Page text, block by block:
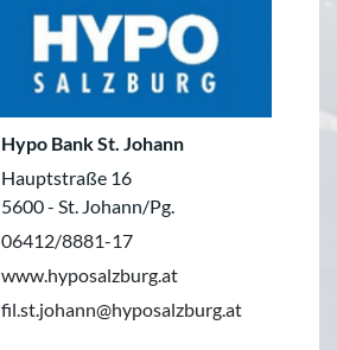
Hypo Bank St. Johann
Hauptstraße 16
5600 - St. Johann/Pg.
06412/8881-17
www.hyposalzburg.at
fil.st.johann@hyposalzburg.at